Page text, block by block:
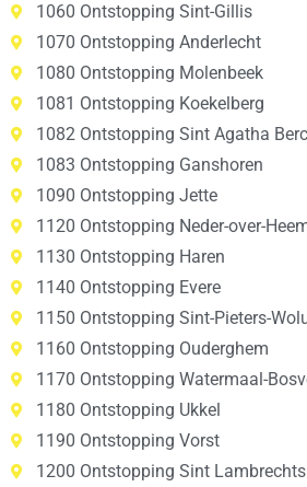
1060 Ontstopping Sint-Gillis
1070 Ontstopping Anderlecht
1080 Ontstopping Molenbeek
1081 Ontstopping Koekelberg
1082 Ontstopping Sint Agatha
1083 Ontstopping Ganshoren
1090 Ontstopping Jette
1120 Ontstopping Neder-over-
1130 Ontstopping Haren
1140 Ontstopping Evere
1150 Ontstopping Sint-Pieters-
1160 Ontstopping Ouderghem
1170 Ontstopping Watermaal-
1180 Ontstopping Ukkel
1190 Ontstopping Vorst
1200 Ontstopping Sint